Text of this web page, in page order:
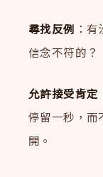
尋找反例 ：
信念不符的？
允許接受肯定
停留一秒，而
開。